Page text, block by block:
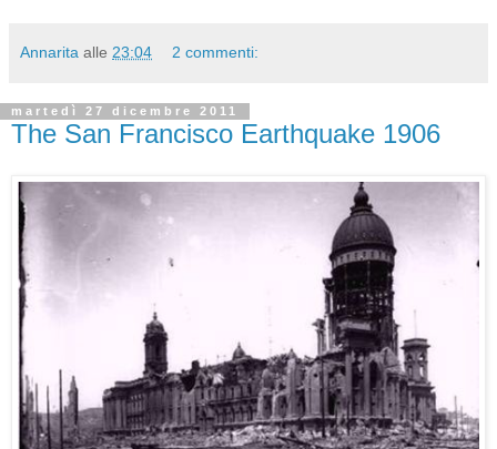
Annarita alle 23:04 2 commenti:
martedì 27 dicembre 2011
The San Francisco Earthquake 1906